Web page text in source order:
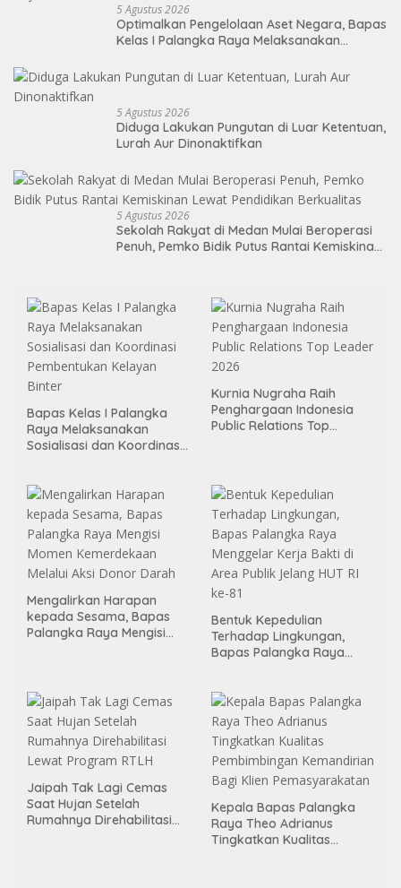
5 Agustus 2026
Optimalkan Pengelolaan Aset Negara, Bapas
Kelas I Palangka Raya Melaksanakan
5 Agustus 2026
Diduga Lakukan Pungutan di Luar Ketentuan,
Lurah Aur Dinonaktifkan
5 Agustus 2026
Sekolah Rakyat di Medan Mulai Beroperasi
Penuh, Pemko Bidik Putus Rantai Kemiskinan
Bapas Kelas I Palangka
Raya Melaksanakan
Sosialisasi dan Koordinasi
Kurnia Nugraha Raih
Penghargaan Indonesia
Public Relations Top
Mengalirkan Harapan
kepada Sesama, Bapas
Palangka Raya Mengisi
Bentuk Kepedulian
Terhadap Lingkungan,
Bapas Palangka Raya
ke-81
Jaipah Tak Lagi Cemas
Saat Hujan Setelah
Rumahnya Direhabilitasi
Kepala Bapas Palangka
Raya Theo Adrianus
Tingkatkan Kualitas